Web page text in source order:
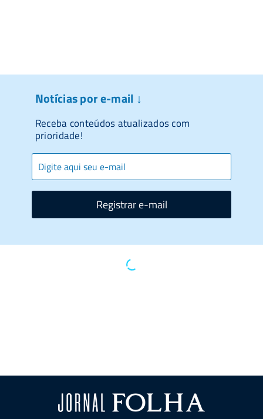
Notícias por e-mail ↓
Receba conteúdos atualizados com
prioridade!
Registrar e-mail